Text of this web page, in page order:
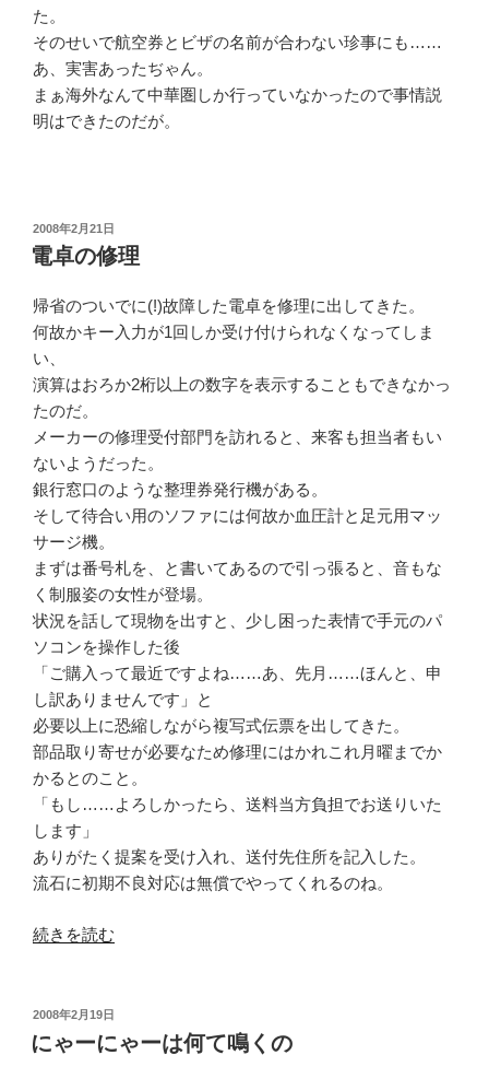
た。
そのせいで航空券とビザの名前が合わない珍事にも……
あ、実害あったぢゃん。
まぁ海外なんて中華圏しか行っていなかったので事情説
明はできたのだが。
投
稿
日:
2008年2月21日
電卓の修理
帰省のついでに(!)故障した電卓を修理に出してきた。
何故かキー入力が1回しか受け付けられなくなってしま
い、
演算はおろか2桁以上の数字を表示することもできなかっ
たのだ。
メーカーの修理受付部門を訪れると、来客も担当者もい
ないようだった。
銀行窓口のような整理券発行機がある。
そして待合い用のソファには何故か血圧計と足元用マッ
サージ機。
まずは番号札を、と書いてあるので引っ張ると、音もな
く制服姿の女性が登場。
状況を話して現物を出すと、少し困った表情で手元のパ
ソコンを操作した後
「ご購入って最近ですよね……あ、先月……ほんと、申
し訳ありませんです」と
必要以上に恐縮しながら複写式伝票を出してきた。
部品取り寄せが必要なため修理にはかれこれ月曜までか
かるとのこと。
「もし……よろしかったら、送料当方負担でお送りいた
します」
ありがたく提案を受け入れ、送付先住所を記入した。
流石に初期不良対応は無償でやってくれるのね。
“電
修
理”
続きを読む
投
稿
日:
2008年2月19日
にゃーにゃーは何て鳴くの